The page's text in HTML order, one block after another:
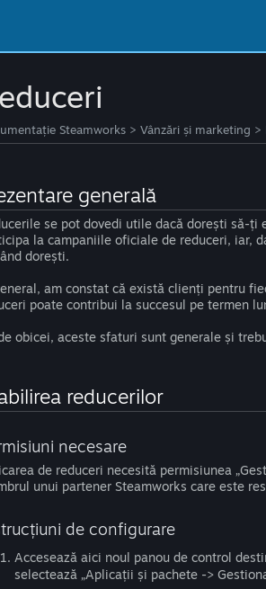
Steamworks > Vânzări și marketing >
generală
se pot dovedi utile dacă dorești să-
la campaniile oficiale de reduceri, iar,
dorești.
am constat că există clienți pentru
poate contribui la succesul pe termen
obicei, aceste sfaturi sunt generale și
reducerilor
necesare
de reduceri necesită permisiunea
unui partener Steamworks care este
de configurare
Accesează aici noul panou de control
selectează „Aplicații și pachete ->